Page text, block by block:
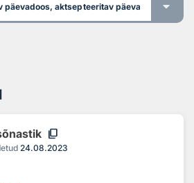
päevadoos, aktsepteeritav päevane doos
content_copy
24.08.2023